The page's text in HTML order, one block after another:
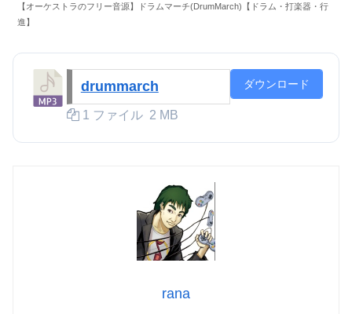
【オーケストラのフリー音源】ドラムマーチ(DrumMarch)【ドラム・打楽器・行
進】
drummarch
1 ファイル 2 MB
ダウンロード
rana